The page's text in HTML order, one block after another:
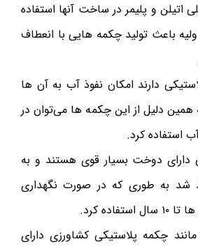
اتیلن و پلیمر در ساخت آنها استفاده
باعث تولید چکمه هایی با انعطاف
دارند امکان نفوذ آب به آن ها
دلیل از این چکمه ها می‌توان در
استفاده کرد.
دارای دوخت بسیار قوی هستند و به
شد به طوری که در صورت نگهداری
کرد.
چکمه پلاستیکی کشاورزی دارای